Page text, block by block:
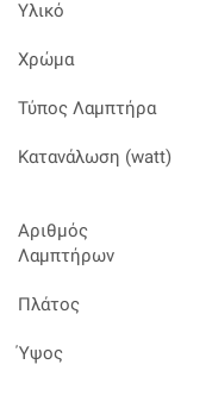
Υλικό
Χρώμα
Τύπος Λαμπτήρα
Κατανάλωση (watt)
Αριθμός
Λαμπτήρων
Πλάτος
Ύψος